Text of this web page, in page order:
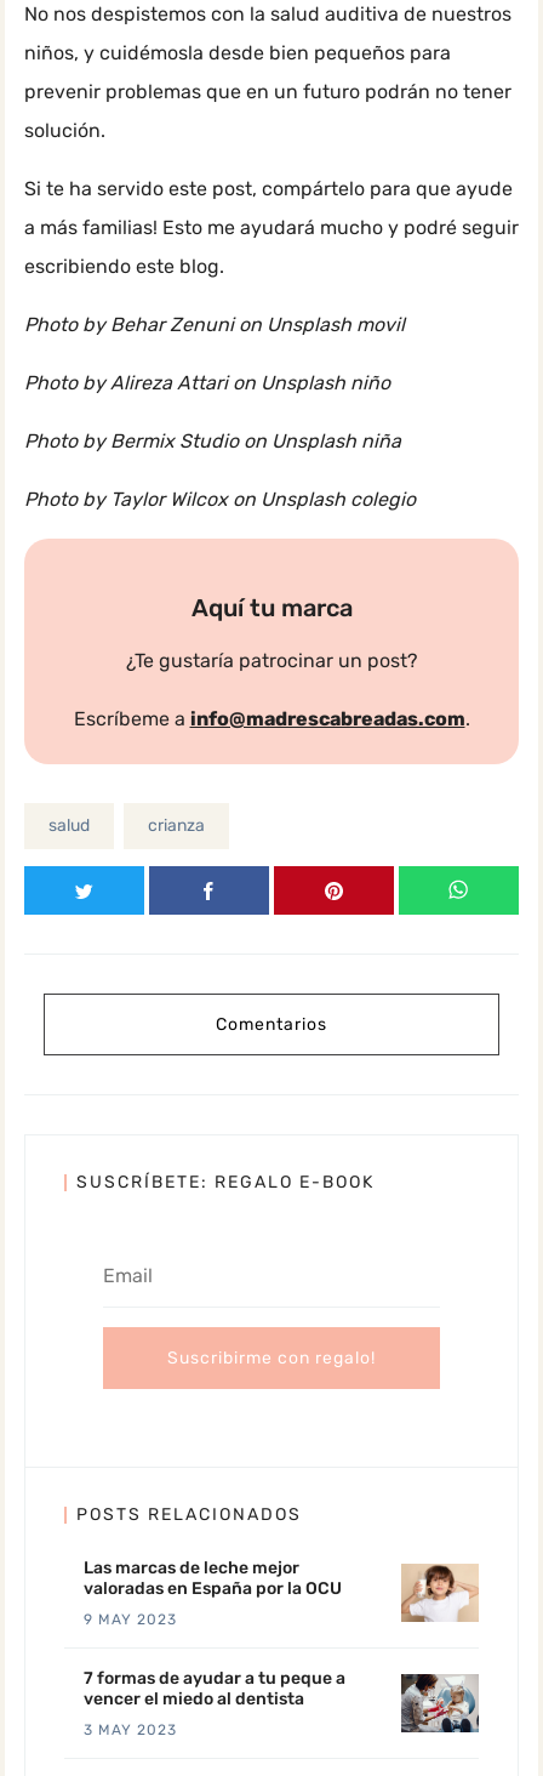
No nos despistemos con la salud auditiva de nuestros
niños, y cuidémosla desde bien pequeños para
prevenir problemas que en un futuro podrán no tener
solución.
Si te ha servido este post, compártelo para que ayude
a más familias! Esto me ayudará mucho y podré seguir
escribiendo este blog.
Photo by Behar Zenuni on Unsplash movil
Photo by Alireza Attari on Unsplash niño
Photo by Bermix Studio on Unsplash niña
Photo by Taylor Wilcox on Unsplash colegio
Aquí tu marca
¿Te gustaría patrocinar un post?
Escríbeme a info@madrescabreadas.com.
salud crianza
Comentarios
SUSCRÍBETE: REGALO E-BOOK
POSTS RELACIONADOS
Las marcas de leche mejor
valoradas en España por la OCU
9 MAY 2023
7 formas de ayudar a tu peque a
vencer el miedo al dentista
3 MAY 2023